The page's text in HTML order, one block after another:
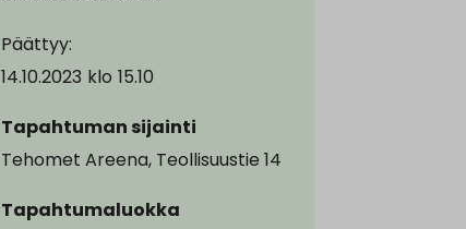
Päättyy:
14.10.2023 klo 15.10
Tapahtuman sijainti
Tehomet Areena, Teollisuustie 14
Tapahtumaluokka